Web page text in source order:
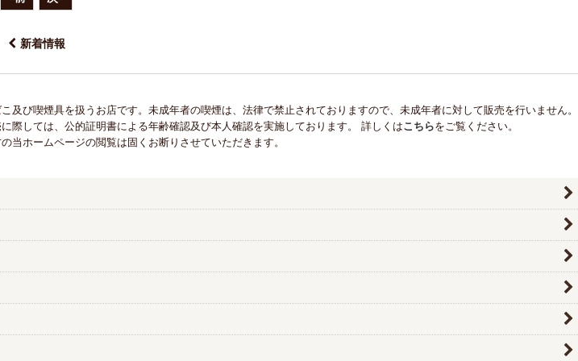
新着情報
及び喫煙具を扱うお店です。未成年者の喫煙は、法律で禁止されておりますので、未成年者に対して販売を行いません。
際しては、公的証明書による年齢確認及び本人確認を実施しております。 詳しくはこちらをご覧ください。
当ホームページの閲覧は固くお断りさせていただきます。